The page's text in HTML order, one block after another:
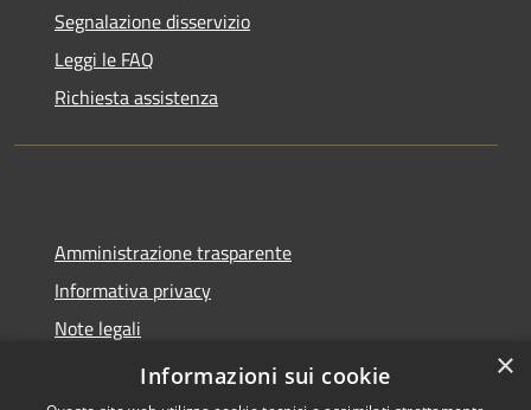
Segnalazione disservizio
Leggi le FAQ
Richiesta assistenza
Amministrazione trasparente
Informativa privacy
Note legali
Dichiarazione di accessibilità
×
Informazioni sui cookie